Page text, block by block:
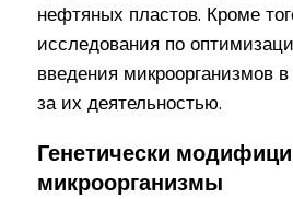
нефтяных пластов. Кроме
исследования по
введения микроорганизмов
за их деятельностью.
Генетически
микроорганизмы